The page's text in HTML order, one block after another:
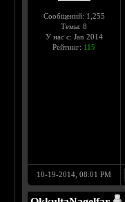
Сообщений: 1,255
Темы: 8
У нас с: Jan 2014
Рейтинг: 115
10-19-2014, 08:01 PM